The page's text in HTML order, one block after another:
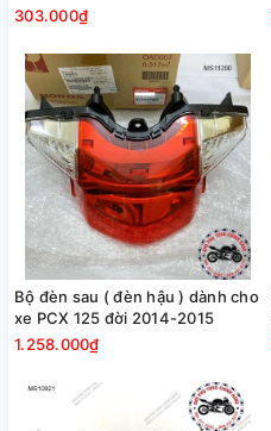
303.000₫
Bộ đèn sau ( đèn hậu ) dành cho
xe PCX 125 đời 2014-2015
1.258.000₫